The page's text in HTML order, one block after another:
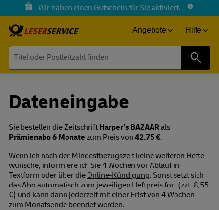
Wir haben einen Gutschein für Sie aktiviert.
Angebote Hilfe
Dateneingabe
Sie bestellen die Zeitschrift Harper's BAZAARals
Prämienabo 6 Monate zum Preis von 42,75 €.
Wenn ich nach der Mindestbezugszeit keine weiteren Hefte
wünsche, informiere ich Sie 4 Wochen vor Ablauf in
Textform oder über die Online-Kündigung. Sonst setzt sich
das Abo automatisch zum jeweiligen Heftpreis fort (zzt. 8,55
€) und kann dann jederzeit mit einer Frist von 4 Wochen
zum Monatsende beendet werden.